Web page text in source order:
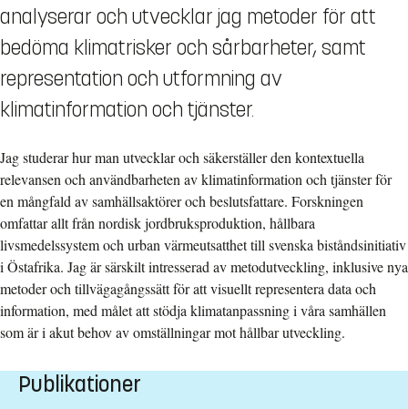
analyserar och utvecklar jag metoder för att
bedöma klimatrisker och sårbarheter, samt
representation och utformning av
klimatinformation och tjänster.
Jag studerar hur man utvecklar och säkerställer den kontextuella
relevansen och användbarheten av klimatinformation och tjänster för
en mångfald av samhällsaktörer och beslutsfattare. Forskningen
omfattar allt från nordisk jordbruksproduktion, hållbara
livsmedelssystem och urban värmeutsatthet till svenska biståndsinitiativ
i Östafrika. Jag är särskilt intresserad av metodutveckling, inklusive nya
metoder och tillvägagångssätt för att visuellt representera data och
information, med målet att stödja klimatanpassning i våra samhällen
som är i akut behov av omställningar mot hållbar utveckling.
Publikationer